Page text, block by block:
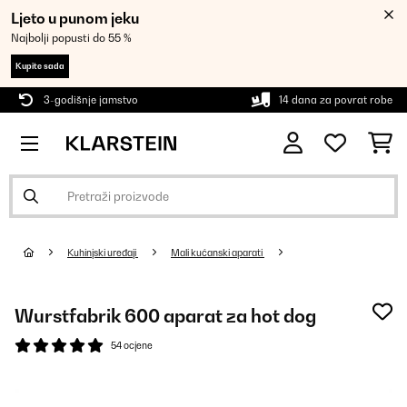
Ljeto u punom jeku
Najbolji popusti do 55 %
Kupite sada
3-godišnje jamstvo 14 dana za povrat robe
Kuhinjski uređaji Mali kućanski aparati
Wurstfabrik 600 aparat za hot dog
54 ocjene